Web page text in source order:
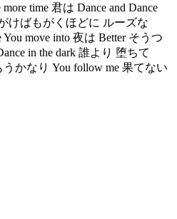
time 君は Dance and Dance
けばもがくほどに ルーズな
move into 夜は Better そうつ
in the dark 誰より 堕ちて
うかなり You follow me 果てない